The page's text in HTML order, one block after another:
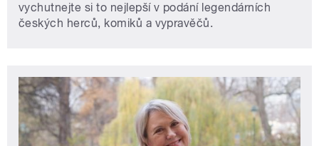
vychutnejte si to nejlepší v podání legendárních
českých herců, komiků a vypravěčů.